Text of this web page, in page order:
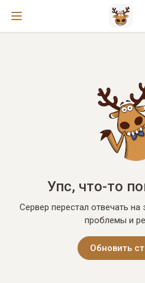
Упс, что-то
Сервер перестал отвечать
проблемы и
Обновить